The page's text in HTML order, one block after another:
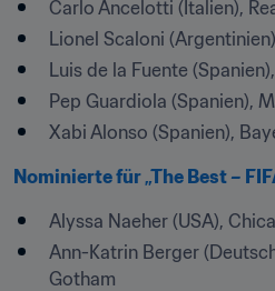
Carlo Ancelotti (Italien),
Lionel Scaloni
Luis de la Fuente
Pep Guardiola (Spanien),
Xabi Alonso (Spanien),
Nominierte für „The Best –
Alyssa Naeher (USA),
Ann-Katrin Berger
Gotham